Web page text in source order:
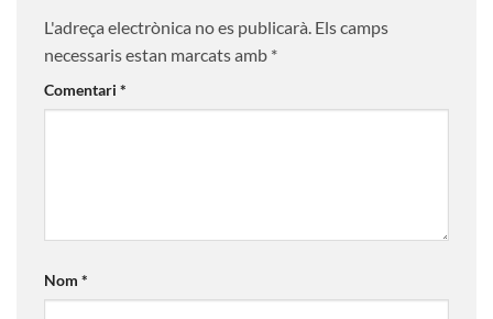
L'adreça electrònica no es publicarà. Els camps
necessaris estan marcats amb *
Comentari *
Nom *